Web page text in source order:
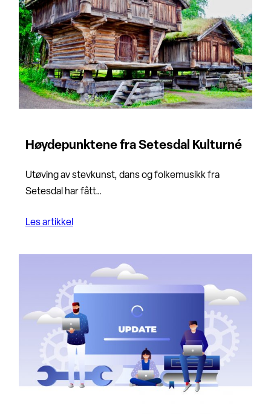
Høydepunktene fra Setesdal Kulturné
Utøving av stevkunst, dans og folkemusikk fra
Setesdal har fått…
Les artikkel